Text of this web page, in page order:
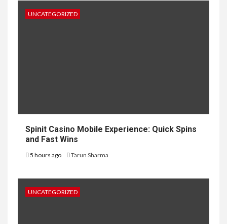
UNCATEGORIZED
Spinit Casino Mobile Experience: Quick Spins
and Fast Wins
5 hours ago Tarun Sharma
UNCATEGORIZED